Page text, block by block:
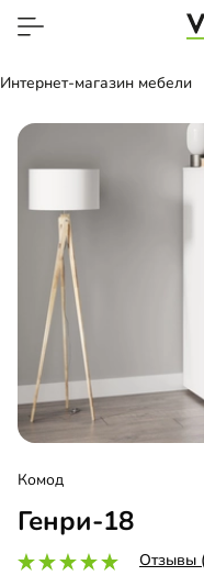
Интернет-магазин мебели
Комод
Генри-18
Отзывы